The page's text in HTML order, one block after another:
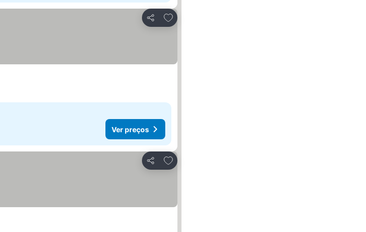
Partilhar
Adicionar aos favoritos
Ver preços
Partilhar
Adicionar aos favoritos